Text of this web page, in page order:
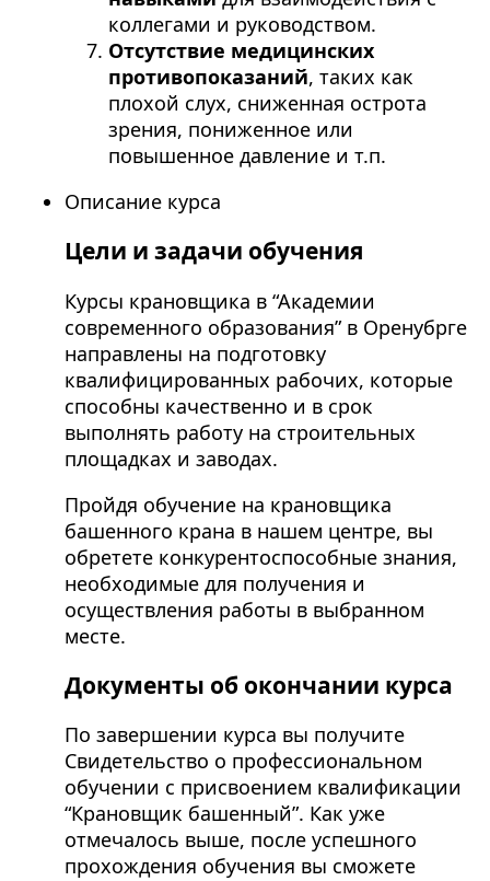
коллегами и руководством.
Отсутствие медицинских
противопоказаний, таких как
плохой слух, сниженная острота
зрения, пониженное или
повышенное давление и т.п.
Описание курса
Цели и задачи обучения
Курсы крановщика в “Академии
современного образования” в Оренубрге
направлены на подготовку
квалифицированных рабочих, которые
способны качественно и в срок
выполнять работу на строительных
площадках и заводах.
Пройдя обучение на крановщика
башенного крана в нашем центре, вы
обретете конкурентоспособные знания,
необходимые для получения и
осуществления работы в выбранном
месте.
Документы об окончании курса
По завершении курса вы получите
Свидетельство о профессиональном
обучении с присвоением квалификации
“Крановщик башенный”. Как уже
отмечалось выше, после успешного
прохождения обучения вы сможете